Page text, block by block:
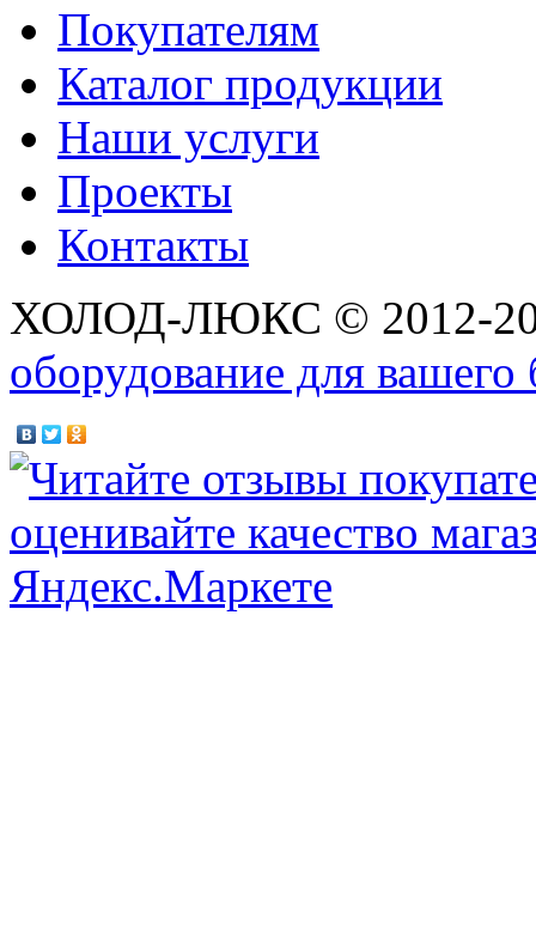
Покупателям
Каталог продукции
Наши услуги
Проекты
Контакты
ХОЛОД-ЛЮКС © 2012-
оборудование для вашего